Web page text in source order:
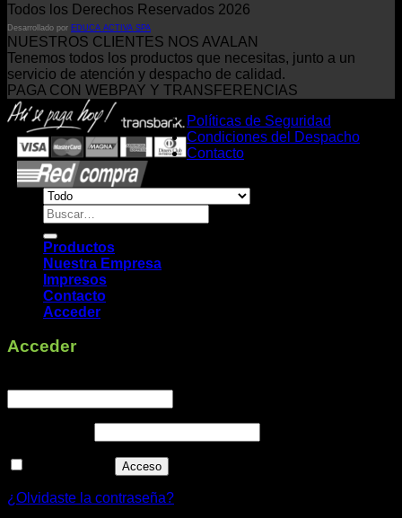
Todos los Derechos Reservados 2026
Desarrollado por EDUCA ACTIVA SPA
NUESTROS CLIENTES NOS AVALAN
Tenemos todos los productos que necesitas, junto a un
servicio de atención y despacho de calidad.
PAGA CON WEBPAY Y TRANSFERENCIAS
Políticas de Seguridad
Condiciones del Despacho
Contacto
Buscar
por:
Productos
Nuestra Empresa
Impresos
Contacto
Acceder
Acceder
Acceso
¿Olvidaste la contraseña?